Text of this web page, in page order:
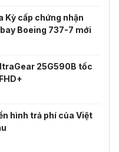
Kỳ cấp chứng nhận
Boeing 737-7 mới
25G590B tốc
hình trả phí của Việt